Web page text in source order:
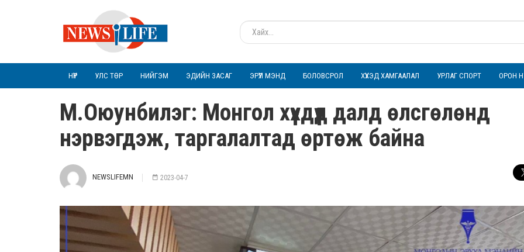
НҮҮР УЛС ТӨР НИЙГЭМ ЭДИЙН ЗАСАГ ЭРҮҮЛ МЭНД БОЛОВСРОЛ ХҮҮХЭД ХАМГААЛАЛ УРЛАГ СПОРТ ОРОН
М.Оюунбилэг: Монгол хүүхдүүд далд өлсгөлөнд
нэрвэгдэж, таргалалтад өртөж байна
NEWSLIFEMN 2023-04-7